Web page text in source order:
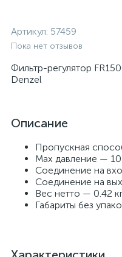
Артикул: 57459
Пока нет отзывов
Фильтр-регулятор
Denzel
Описание
Пропускная
Max давление —
Соединение на
Соединение на
Вес нетто — 0.42
Габариты без